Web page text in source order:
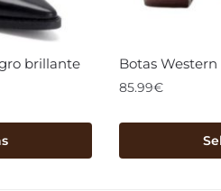
brillante
Botas
85.99€